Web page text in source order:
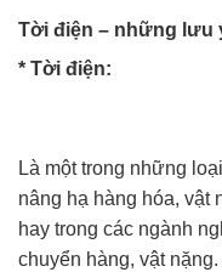
Tời điện – những lưu
* Tời điện:
Là một trong những
nâng hạ hàng hóa, vật
hay trong các ngành
chuyển hàng, vật nặng.